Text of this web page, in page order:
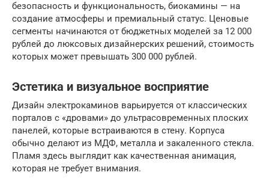
безопасность и функциональность, биокамины — на
создание атмосферы и премиальный статус. Ценовые
сегменты начинаются от бюджетных моделей за 12 000
рублей до люксовых дизайнерских решений, стоимость
которых может превышать 300 000 рублей.
Эстетика и визуальное восприятие
Дизайн электрокаминов варьируется от классических
порталов с «дровами» до ультрасовременных плоских
панелей, которые встраиваются в стену. Корпуса
обычно делают из МДФ, металла и закаленного стекла.
Пламя здесь выглядит как качественная анимация,
которая не требует внимания.